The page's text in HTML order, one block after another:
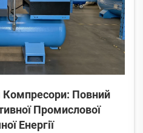
Компресори: Повний
Промислової
Енергії